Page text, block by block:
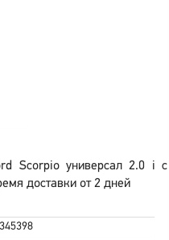
Scorpio универсал 2.0 i с
доставки от 2 дней